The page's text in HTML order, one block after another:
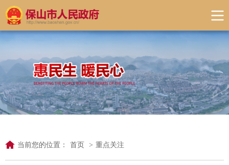
当前您的位置： 首页 > 重点关注